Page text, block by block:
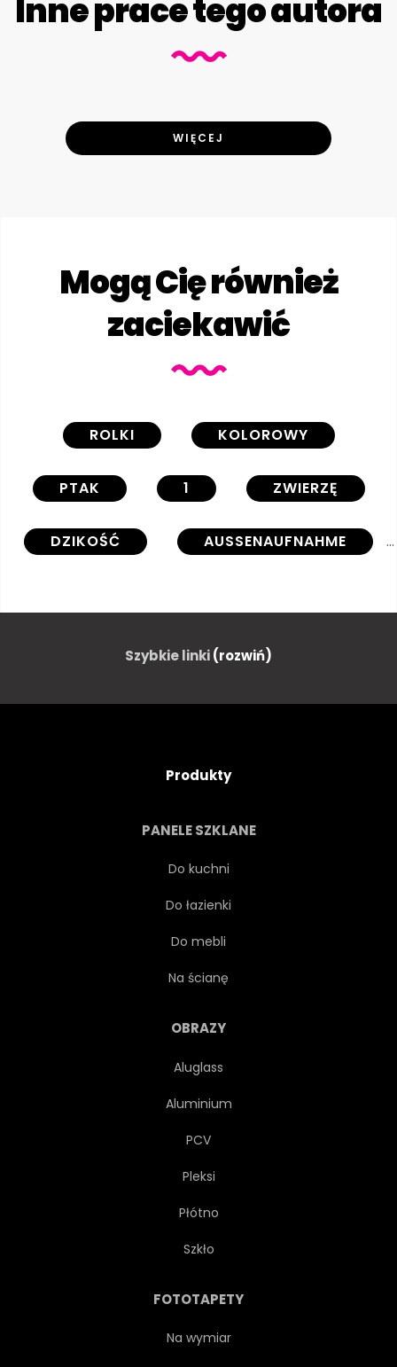
Inne prace tego autora
WIĘCEJ
Mogą Cię również
zaciekawić
ROLKI KOLOROWY
PTAK 1 ZWIERZĘ
DZIKOŚĆ AUSSENAUFNAHME
REPUBLIKA POŁUDNIOWEJ AFRYKI
Szybkie linki(rozwiń)
Produkty
PANELE SZKLANE
Do kuchni
Do łazienki
Do mebli
Na ścianę
OBRAZY
Aluglass
Aluminium
PCV
Pleksi
Płótno
Szkło
FOTOTAPETY
Na wymiar